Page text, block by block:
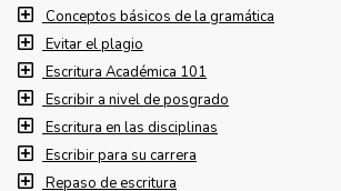
Conceptos básicos de la gramática
Evitar el plagio
Escritura Académica 101
Escribir a nivel de posgrado
Escritura en las disciplinas
Escribir para su carrera
Repaso de escritura